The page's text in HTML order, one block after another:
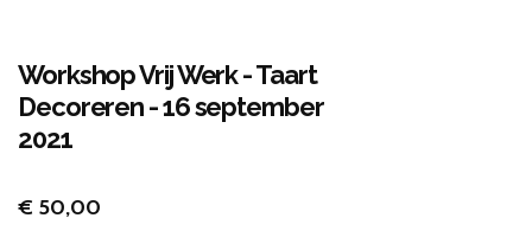
Workshop Vrij Werk - Taart
Decoreren - 16 september
2021
€ 50,00